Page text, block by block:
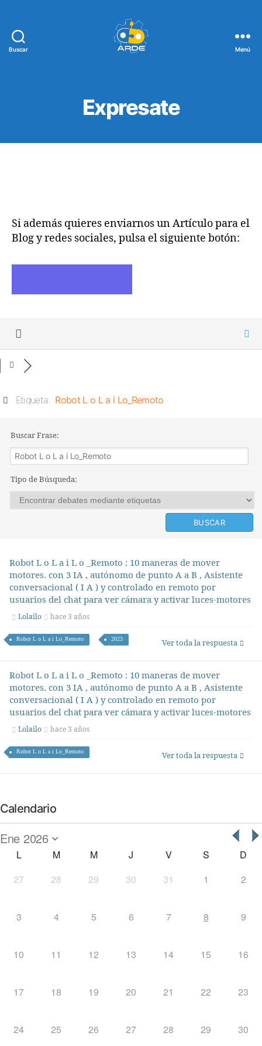
Buscar Menú
Expresate
Si además quieres enviarnos un Artículo para el
Blog y redes sociales, pulsa el siguiente botón:
Etiqueta: Robot L o L a i Lo_Remoto
Buscar Frase:
Tipo de Búsqueda:
Robot L o L a i L o _Remoto : 10 maneras de mover
motores. con 3 IA , autónomo de punto A a B , Asistente
conversacional ( I A ) y controlado en remoto por
usuarios del chat para ver cámara y activar luces-motores
Lolailo hace 3 años
Robot L o L a i Lo_Remoto 2023 Ver toda la respuesta
Robot L o L a i L o _Remoto : 10 maneras de mover
motores. con 3 IA , autónomo de punto A a B , Asistente
conversacional ( I A ) y controlado en remoto por
usuarios del chat para ver cámara y activar luces-motores
Lolailo hace 3 años
Robot L o L a i Lo_Remoto Ver toda la respuesta
Calendario
L M M J V S
D
27
28 29 30 31 1 2
3 4 5 6 7 8 9
10 11 12 13 14 15 16
17 18 19 20 21 22 23
24 25 26 27 28 29 30